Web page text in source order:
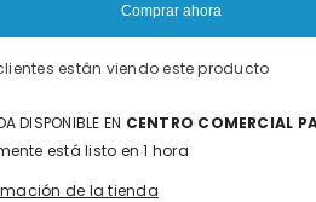
}}&quot;
Comprar ahora
están viendo este producto
DISPONIBLE EN CENTRO COMERCIAL
está listo en 1 hora
de la tienda